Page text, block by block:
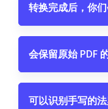
转换完成后，你
会保留原始 PDF
可以识别手写的